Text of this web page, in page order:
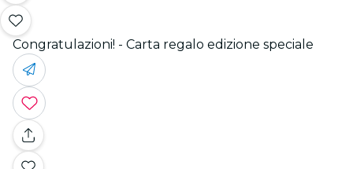
Congratulazioni! - Carta regalo edizione speciale